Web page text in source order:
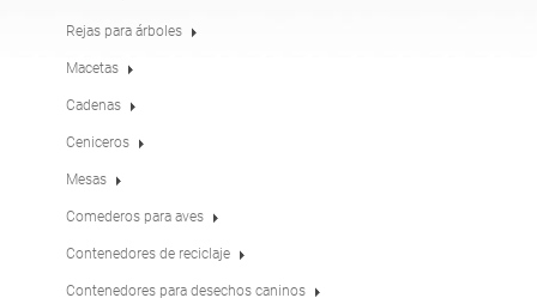
Pérgolas
Comederos para aves Farolas
inglés (USA)
italiano
Rejas para árboles
Macetas
Cadenas
Ceniceros
Mesas
Comederos para aves
Contenedores de reciclaje
Contenedores para desechos caninos